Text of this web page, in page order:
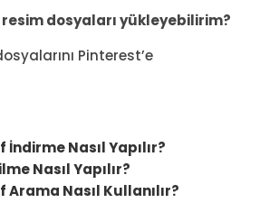
dosyaları yükleyebilirim?
Pinterest’e
Nasıl Yapılır?
Nasıl Yapılır?
Nasıl Kullanılır?